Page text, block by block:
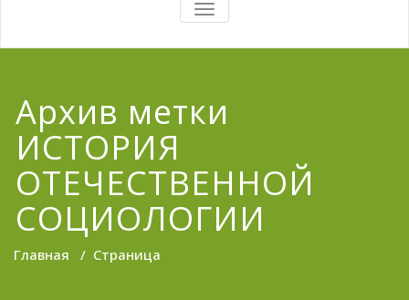
TOGGLE
NAVIGATION
Архив метки
ИСТОРИЯ
ОТЕЧЕСТВЕННОЙ
СОЦИОЛОГИИ
Главная / Страница